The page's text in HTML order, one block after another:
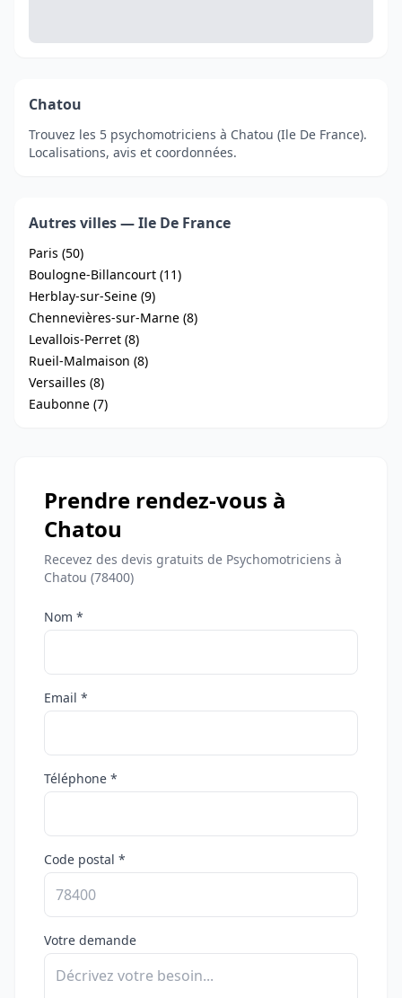
Chatou
Trouvez les 5 psychomotriciens à Chatou (Ile De France).
Localisations, avis et coordonnées.
Autres villes — Ile De France
Paris (50)
Boulogne-Billancourt (11)
Herblay-sur-Seine (9)
Chennevières-sur-Marne (8)
Levallois-Perret (8)
Rueil-Malmaison (8)
Versailles (8)
Eaubonne (7)
Prendre rendez-vous à
Chatou
Recevez des devis gratuits de Psychomotriciens à
Chatou (78400)
Nom *
Email *
Téléphone *
Code postal *
Votre demande